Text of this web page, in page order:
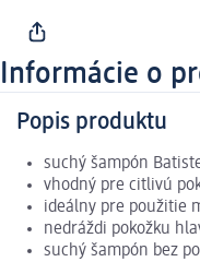
Informácie o
Popis produktu
suchý šampón
vhodný pre citlivú
ideálny pre použitie
nedráždi pokožku
suchý šampón bez